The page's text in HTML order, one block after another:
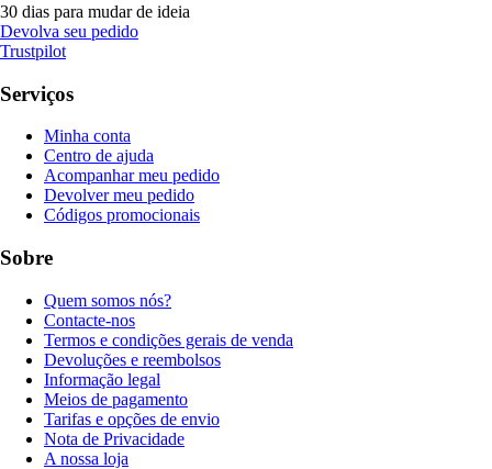
30 dias para mudar de ideia
Devolva seu pedido
Trustpilot
Serviços
Minha conta
Centro de ajuda
Acompanhar meu pedido
Devolver meu pedido
Códigos promocionais
Sobre
Quem somos nós?
Contacte-nos
Termos e condições gerais de venda
Devoluções e reembolsos
Informação legal
Meios de pagamento
Tarifas e opções de envio
Nota de Privacidade
A nossa loja